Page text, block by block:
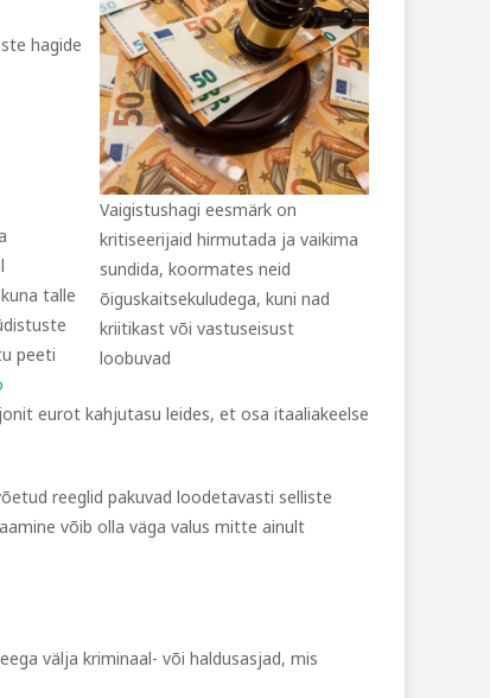
Vaigistushagi eesmärk on
kritiseerijaid hirmutada ja vaikima
sundida, koormates neid
õiguskaitsekuludega, kuni nad
kriitikast või vastuseisust
loobuvad
hagide
talle
peeti
eurot kahjutasu leides, et osa itaaliakeelse
reeglid pakuvad loodetavasti selliste
võib olla väga valus mitte ainult
välja kriminaal- või haldusasjad, mis